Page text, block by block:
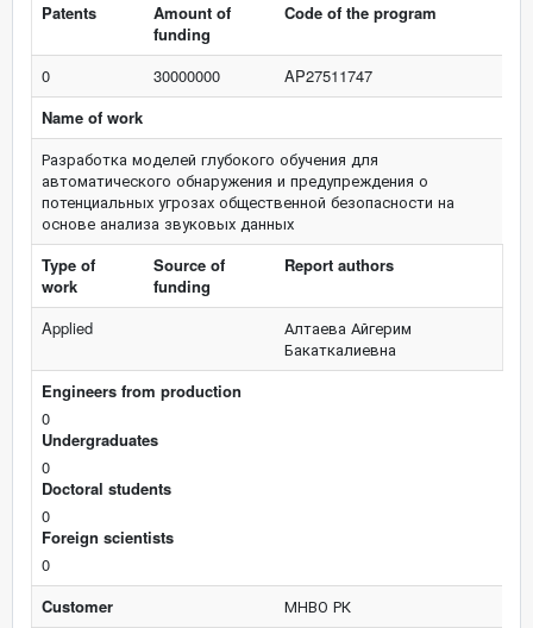
Patents
Amount of
funding
Code of the program
0 30000000
AP27511747
Name of work
Разработка моделей глубокого обучения для
автоматического обнаружения и предупреждения о
потенциальных угрозах общественной безопасности на
основе анализа звуковых данных
Type of
work
Source of
funding
Report authors
Applied
Алтаева Айгерим
Бакаткалиевна
Engineers from production
0
Undergraduates
0
Doctoral students
0
Foreign scientists
0
Customer
МНВО РК